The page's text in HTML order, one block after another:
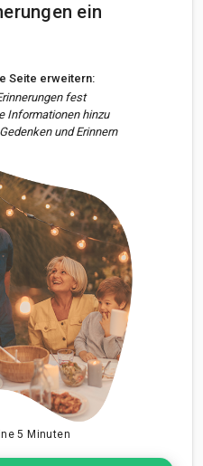
ein
Seite erweitern:
fest
Informationen hinzu
und Erinnern
5 Minuten